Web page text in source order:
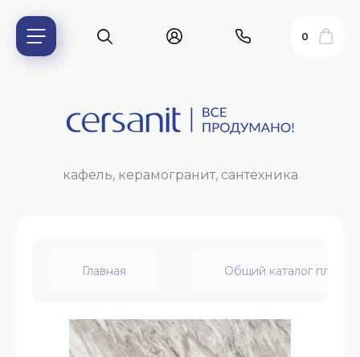
0
кафель, керамогранит, сантехника
Главная Общий каталог плитки